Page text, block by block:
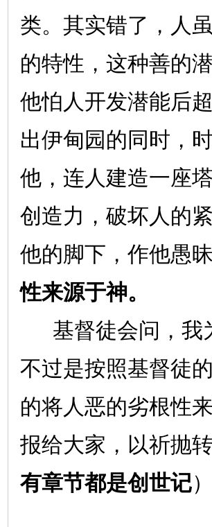
类。其实错了，人
的特性，这种善的
他怕人开发潜能后
出伊甸园的同时，
他，连人建造一座
创造力，破坏人的
他的脚下，作他愚
性来源于神。
基督徒会问，我
不过是按照基督徒
的将人恶的劣根性
报给大家，以祈抛
有章节都是创世记）